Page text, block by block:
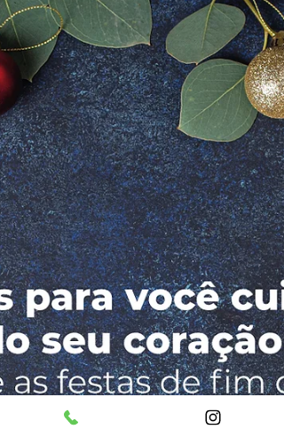
Rio Preto para...